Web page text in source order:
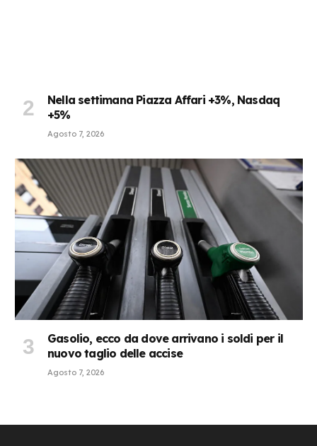
Nella settimana Piazza Affari +3%, Nasdaq
+5%
Agosto 7, 2026
Gasolio, ecco da dove arrivano i soldi per il
nuovo taglio delle accise
Agosto 7, 2026